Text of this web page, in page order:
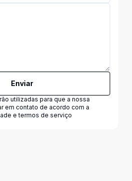
Enviar
utilizadas para que a nossa
em contato de acordo com a
e termos de serviço